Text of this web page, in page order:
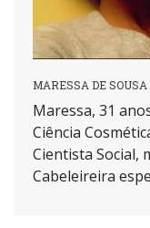
MARESSA DE SOUSA
Maressa, 31
Ciência
Cientista Social,
Cabeleireira